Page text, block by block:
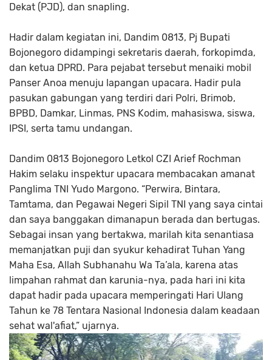
Dekat (PJD), dan snapling.
Hadir dalam kegiatan ini, Dandim 0813, Pj Bupati
Bojonegoro didampingi sekretaris daerah, forkopimda,
dan ketua DPRD. Para pejabat tersebut menaiki mobil
Panser Anoa menuju lapangan upacara. Hadir pula
pasukan gabungan yang terdiri dari Polri, Brimob,
BPBD, Damkar, Linmas, PNS Kodim, mahasiswa, siswa,
IPSI, serta tamu undangan.
Dandim 0813 Bojonegoro Letkol CZI Arief Rochman
Hakim selaku inspektur upacara membacakan amanat
Panglima TNI Yudo Margono. “Perwira, Bintara,
Tamtama, dan Pegawai Negeri Sipil TNI yang saya cintai
dan saya banggakan dimanapun berada dan bertugas.
Sebagai insan yang bertakwa, marilah kita senantiasa
memanjatkan puji dan syukur kehadirat Tuhan Yang
Maha Esa, Allah Subhanahu Wa Ta’ala, karena atas
limpahan rahmat dan karunia-nya, pada hari ini kita
dapat hadir pada upacara memperingati Hari Ulang
Tahun ke 78 Tentara Nasional Indonesia dalam keadaan
sehat wal'afiat,” ujarnya.